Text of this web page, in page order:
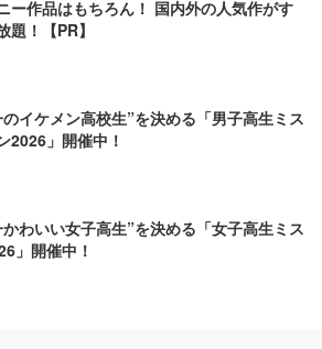
ー作品はもちろん！ 国内外の人気作がす
題！【PR】
のイケメン高校生”を決める「男子高生ミス
2026」開催中！
かわいい女子高生”を決める「女子高生ミス
」開催中！